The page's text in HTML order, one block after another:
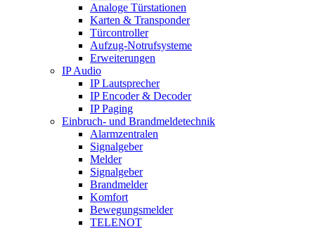
Analoge Türstationen
Karten & Transponder
Türcontroller
Aufzug-Notrufsysteme
Erweiterungen
IP Audio
IP Lautsprecher
IP Encoder & Decoder
IP Paging
Einbruch- und Brandmeldetechnik
Alarmzentralen
Signalgeber
Melder
Signalgeber
Brandmelder
Komfort
Bewegungsmelder
TELENOT